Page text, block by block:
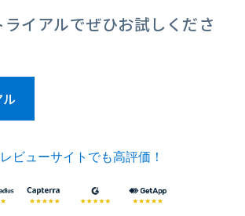
ライアルでぜひお試しくださ
ビューサイトでも高評価！